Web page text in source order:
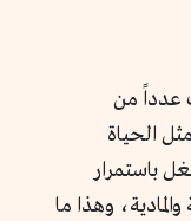
عدداً من
الحياة
باستمرار
وهذا ما